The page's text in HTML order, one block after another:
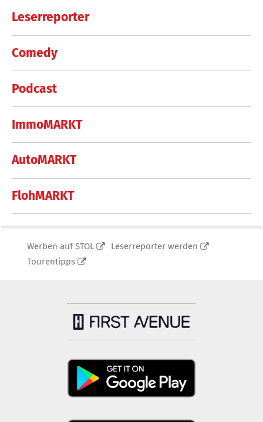
Leserreporter
Comedy
Podcast
ImmoMARKT
AutoMARKT
FlohMARKT
Werben auf STOL
Leserreporter werden
Tourentipps